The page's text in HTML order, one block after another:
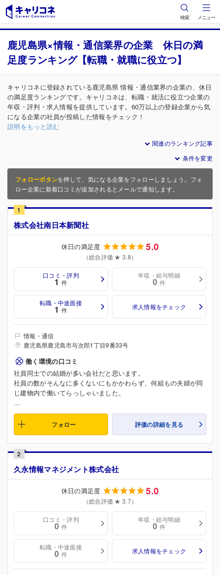
検索 メニュー
鹿児島県×情報・通信業界の企業 休日の満
足度ランキング【転職・就職に役立つ】
キャリコネに登録されている鹿児島県 情報・通信業界の企業の、休日
の満足度ランキングです。キャリコネは、転職・就活に役立つ企業の
年収・評判・求人情報を提供しています。60万以上の登録企業から気
になる企業の社員が投稿した情報をチェック！
説明をもっと読む
関連のランキング記事
条件を変更
フォローボタンを押して、気になる企業をフォローしましょう。フォ
ロー企業に新着口コミが追加されるとメールで通知します。
1
株式会社南日本新聞社
休日の満足度 5.0
（総合評価 ★ 3.8）
口コミ・評判
1 件
年収・給与明細
0 件
転職・中途面接
1 件 求人情報をチェック
情報・通信
鹿児島県鹿児島市与次郎1丁目9番33号
働く環境の口コミ
社員同士での結婚が多い会社だと思います。
社員の数がそんなに多くないにもかかわらず、何組もの夫婦が同
じ建物内で働いてらっしゃいました。
...
フォロー 評価の詳細を見る
2
久永情報マネジメント株式会社
休日の満足度 5.0
（総合評価 ★ 3.7）
口コミ・評判
0 件
年収・給与明細
0 件
転職・中途面接
0 件 求人情報をチェック